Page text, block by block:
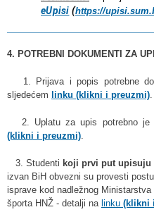
eUpisi (https://
4. POTREBNI DOKUMENTI ZA
1. Prijava i popis potrebne
sljedećem linku (klikni i preuzmi).
2. Uplatu za upis potrebno je
(klikni i preuzmi).
3. Studenti koji prvi put upisuju
izvan BiH obvezni su provesti
isprave kod nadležnog
športa HNŽ - detalji na linku (klikni